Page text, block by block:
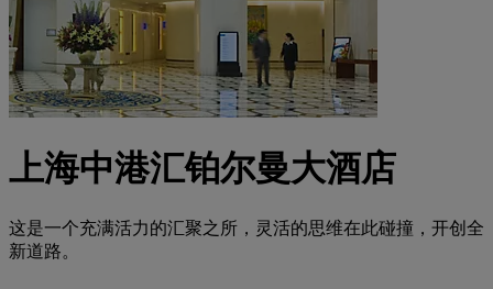
上海中港汇铂尔曼大酒店
这是一个充满活力的汇聚之所，灵活的思维在此碰撞，开创全
新道路。